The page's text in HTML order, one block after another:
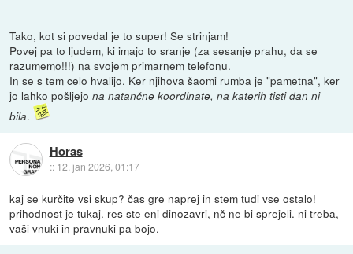
Tako, kot si povedal je to super! Se strinjam!
Povej pa to ljudem, ki imajo to sranje (za sesanje prahu, da se
razumemo!!!) na svojem primarnem telefonu.
In se s tem celo hvalijo. Ker njihova šaomi rumba je "pametna", ker
jo lahko pošljejona natančne koordinate, na katerih tisti dan ni
bila.
Horas
:: 12. jan 2026, 01:17
kaj se kurčite vsi skup? čas gre naprej in stem tudi vse ostalo!
prihodnost je tukaj. res ste eni dinozavri, nč ne bi sprejeli. ni treba,
vaši vnuki in pravnuki pa bojo.